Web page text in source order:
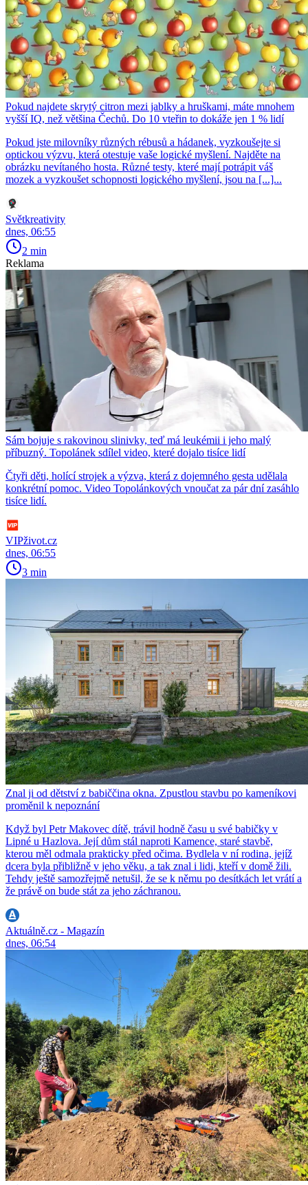
Pokud najdete skrytý citron mezi jablky a hruškami, máte mnohem
vyšší IQ, než většina Čechů. Do 10 vteřin to dokáže jen 1 % lidí
Pokud jste milovníky různých rébusů a hádanek, vyzkoušejte si
optickou výzvu, která otestuje vaše logické myšlení. Najděte na
obrázku nevítaného hosta. Různé testy, které mají potrápit váš
mozek a vyzkoušet schopnosti logického myšlení, jsou na [...]...
Světkreativity
dnes, 06:55
2 min
Reklama
Sám bojuje s rakovinou slinivky, teď má leukémii i jeho malý
příbuzný. Topolánek sdílel video, které dojalo tisíce lidí
Čtyři děti, holící strojek a výzva, která z dojemného gesta udělala
konkrétní pomoc. Video Topolánkových vnoučat za pár dní zasáhlo
tisíce lidí.
VIPživot.cz
dnes, 06:55
3 min
Znal ji od dětství z babiččina okna. Zpustlou stavbu po kameníkovi
proměnil k nepoznání
Když byl Petr Makovec dítě, trávil hodně času u své babičky v
Lipné u Hazlova. Její dům stál naproti Kamence, staré stavbě,
kterou měl odmala prakticky před očima. Bydlela v ní rodina, jejíž
dcera byla přibližně v jeho věku, a tak znal i lidi, kteří v domě žili.
Tehdy ještě samozřejmě netušil, že se k němu po desítkách let vrátí a
že právě on bude stát za jeho záchranou.
Aktuálně.cz - Magazín
dnes, 06:54